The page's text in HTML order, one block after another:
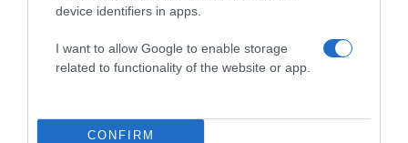
device identifiers in apps.
I want to allow Google to enable storage
related to functionality of the website or app.
CONFIRM
HASONLÓ BEJEGYZÉSEK